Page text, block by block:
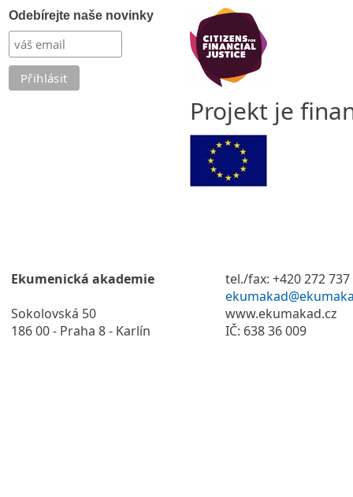
Odebírejte naše novinky
Projekt je
Ekumenická akademie
Sokolovská 50
186 00 - Praha 8 - Karlín
tel./fax: +420 272 737
www.ekumakad.cz
IČ: 638 36 009